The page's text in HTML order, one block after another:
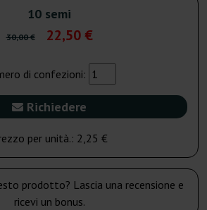
10 semi
30,00 € 22,50 €
di confezioni:
Richiedere
per unità.: 2,25 €
prodotto? Lascia una recensione e
ricevi un bonus.